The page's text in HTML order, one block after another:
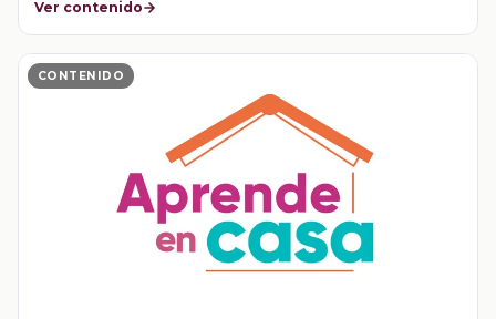
Ver contenido
CONTENIDO